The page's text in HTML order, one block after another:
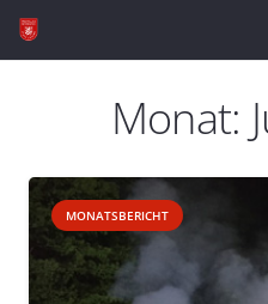
Monat:
MONATSBERICHT